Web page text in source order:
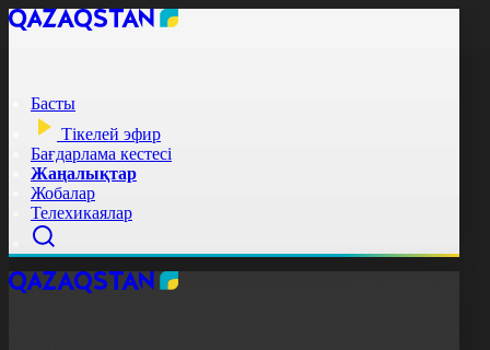
Басты
Тікелей эфир
Бағдарлама кестесі
Жаңалықтар
Жобалар
Телехикаялар